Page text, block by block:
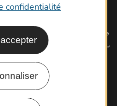
confidentialité
venir ?